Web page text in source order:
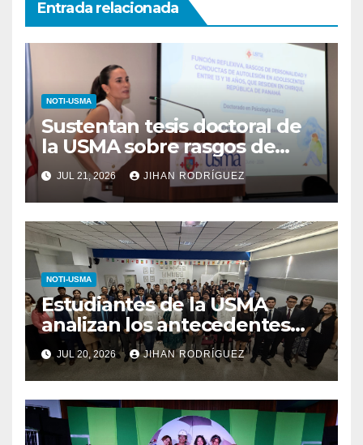
Entrada relacionada
NOTI-USMA
Sustentan tesis doctoral de
la USMA sobre rasgos de
personalidad y conductas de
autolesión en adolescentes
JUL 21, 2026 JIHAN RODRÍGUEZ
NOTI-USMA
Estudiantes de la USMA
analizan los antecedentes
del Derecho Romano junto a
diputada invitada
JUL 20, 2026 JIHAN RODRÍGUEZ